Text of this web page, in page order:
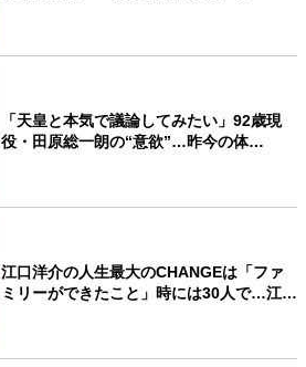
「天皇と本気で議論してみたい」92歳現
役・田原総一朗の“意欲”…昨今の体…
江口洋介の人生最大のCHANGEは「ファ
ミリーができたこと」時には30人で…江…